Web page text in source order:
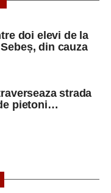
: doi elevi de la
din cauza
strada
pietoni…